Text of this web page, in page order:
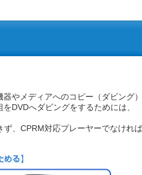
やメディアへのコピー（ダビング）
DVDへダビングをするためには、
、CPRM対応プレーヤーでなければ